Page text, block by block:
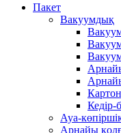
Пакет
Вакуумдық
Ауа-
Арнайы